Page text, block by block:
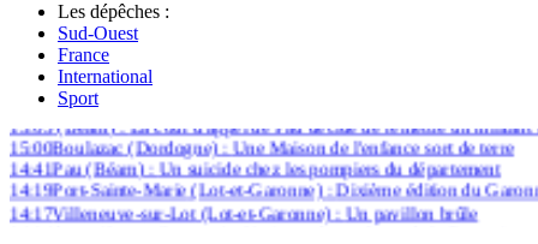
Les dépêches :
Sud-Ouest
France
International
Sport
Saint-Simeux
(Béarn)
15:00Boulazac(Dordogne):Une Maison de l'enfance sort de terre
14:41Pau(Béarn):Un suicide chez les pompiers du département
14:19Port-Sainte-Marie(Lot-et-Garonne):Dixième édition du
14:17Villeneuve-sur-Lot(Lot-et-Garonne):Un pavillon brûle
14:14Agen(Lot-et-Garonne):Un incendie au foyer de la Roseraie